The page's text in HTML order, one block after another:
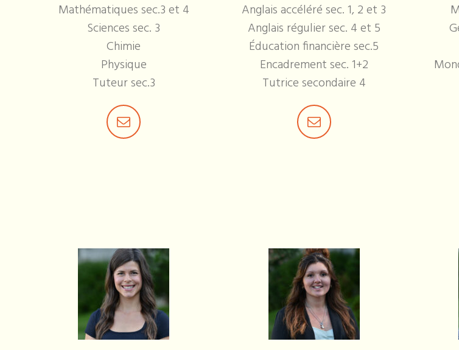
Mathématiques sec.3 et 4
Sciences sec. 3
Chimie
Physique
Tuteur sec.3
Anglais accéléré sec. 1, 2 et 3
Anglais régulier sec. 4 et 5
Éducation financière sec.5
Encadrement sec. 1+2
Tutrice secondaire 4